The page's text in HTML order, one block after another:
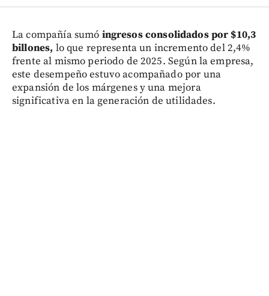
La compañía sumó ingresos consolidados por $10,3
billones, lo que representa un incremento del 2,4%
frente al mismo periodo de 2025. Según la empresa,
este desempeño estuvo acompañado por una
expansión de los márgenes y una mejora
significativa en la generación de utilidades.